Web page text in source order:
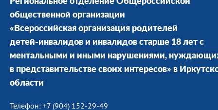
общественной организации
«Всероссийская организация родителей
детей-инвалидов и инвалидов старше 18 лет с
ментальными и иными нарушениями,
в представительстве своих интересов» в
области
Телефон: +7 (904) 152-29-49